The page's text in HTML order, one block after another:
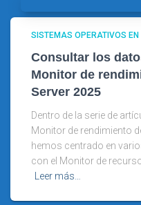
SISTEMAS OPERATIVOS EN
Consultar los
Monitor de
Server 2025
Dentro de la serie de
Monitor de rendimiento
hemos centrado en
con el Monitor de
Leer más…